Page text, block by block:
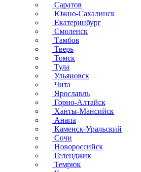
Саратов
Южно-Сахалинск
Екатеринбург
Смоленск
Тамбов
Тверь
Томск
Тула
Ульяновск
Чита
Ярославль
Горно-Алтайск
Ханты-Мансийск
Анапа
Каменск-Уральский
Сочи
Новороссийск
Геленджик
Темрюк